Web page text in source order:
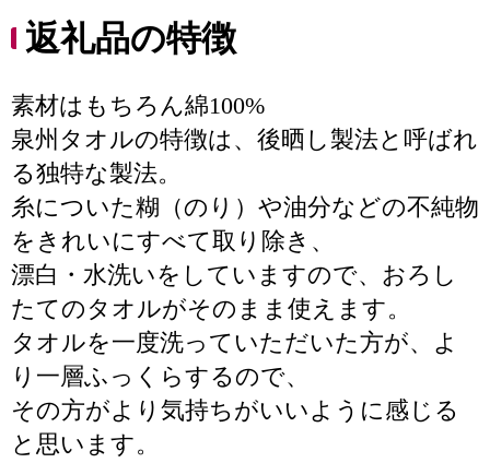
返礼品の特徴
素材はもちろん綿100%
泉州タオルの特徴は、後晒し製法と呼ばれ
る独特な製法。
糸についた糊（のり）や油分などの不純物
をきれいにすべて取り除き、
漂白・水洗いをしていますので、おろし
たてのタオルがそのまま使えます。
タオルを一度洗っていただいた方が、よ
り一層ふっくらするので、
その方がより気持ちがいいように感じる
と思います。